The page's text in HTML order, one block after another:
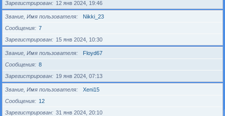
Зарегистрирован
12 янв 2024, 19:46
Звание, Имя пользователя
Nikki_23
Сообщения
7
Зарегистрирован
15 янв 2024, 10:30
Звание, Имя пользователя
Floyd67
Сообщения
8
Зарегистрирован
19 янв 2024, 07:13
Звание, Имя пользователя
Xeni15
Сообщения
12
Зарегистрирован
31 янв 2024, 20:10